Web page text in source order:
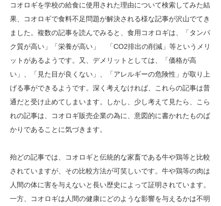
コオロギを学校の給食に使用された理由について検索してみた結
果、コオロギで食料不足問題が解決される様な記事が沢山でてき
ました。複数の記事を読んでみると、食用コオロギは、「タンパ
ク質が高い」「栄養が高い」 「CO2排出の削減」等というメリ
ットがあるようです。又、デメリットとしては、「価格が高
い」、「見た目が良くない」、「アレルギーの危険性」が取り上
げる事ができるようです。深く考えなければ、これらの記事は普
通だと受け止めてしまいます。しかし、少し考えて見たら、こら
れの記事は、コオロギ販売企業の為に、意図的に書かれたものば
かりであることに気づきます。
殆どの記事では、コオロギと伝統的な家畜である牛や鶏等と比較
されていますが、その比較方法が可笑しいです。牛や鶏等の肉は
人間の体に害を与えないと長い歴史によって証明されています。
一方、コオロギは人間の健康にどのような影響を与えるかは不明